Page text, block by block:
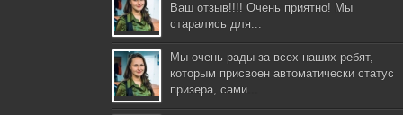
Ваш отзыв!!!! Очень приятно! Мы
старались для...
Мы очень рады за всех наших ребят,
которым присвоен автоматически статус
призера, сами...